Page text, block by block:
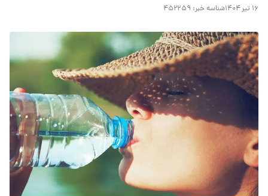
۱۶ تیر ۱۴۰۴ شناسه خبر: ۴۵۲۲۵۹